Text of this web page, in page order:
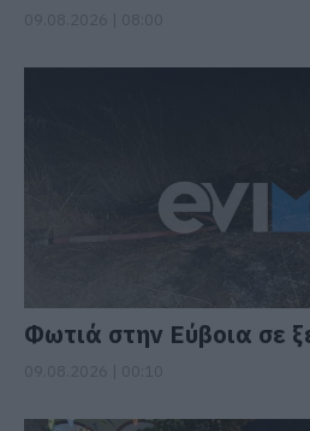
Φωτιά στην Εύβοια σε